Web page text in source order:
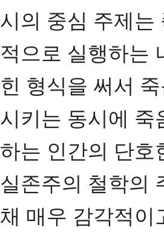
시의 중심 주제는
적으로 실행하는
힌 형식을 써서
시키는 동시에 죽
하는 인간의 단호
실존주의 철학의
채 매우 감각적이